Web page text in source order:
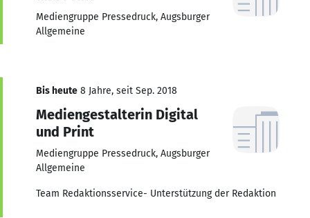
Mediengruppe Pressedruck, Augsburger
Allgemeine
Bis heute 8 Jahre, seit Sep. 2018
Mediengestalterin Digital
und Print
Mediengruppe Pressedruck, Augsburger
Allgemeine
Team Redaktionsservice- Unterstützung der Redaktion